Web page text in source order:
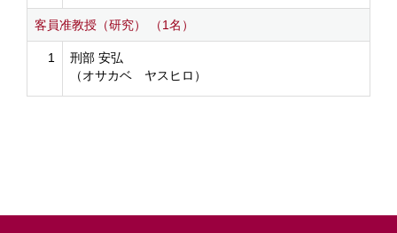
客員准教授（研究） （1名）
1
刑部 安弘
（オサカベ ヤスヒロ）